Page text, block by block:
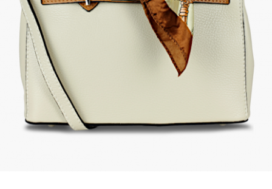
Dárkové poukazy
Extra výhodné
Slevy
Bundy a kabáty -50 %
Česky Slovensky